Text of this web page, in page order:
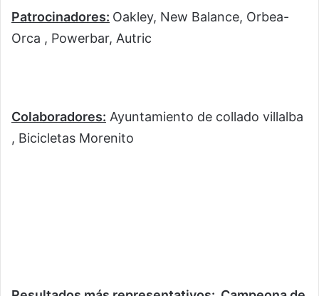
Patrocinadores: Oakley, New Balance, Orbea-
Orca , Powerbar, Autric
Colaboradores: Ayuntamiento de collado villalba
, Bicicletas Morenito